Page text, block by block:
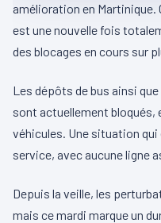
amélioration en Martinique.
est une nouvelle fois
des blocages en cours sur
Les dépôts de bus ainsi
sont actuellement
véhicules. Une situation
service, avec aucune ligne
Depuis la veille, les
mais ce mardi marque un